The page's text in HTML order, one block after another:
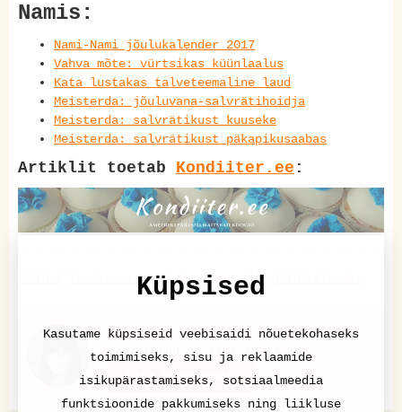
Namis:
Nami-Nami jõulukalender 2017
Vahva mõte: vürtsikas küünlaalus
Kata lustakas talveteemaline laud
Meisterda: jõuluvana-salvrätihoidja
Meisterda: salvrätikust kuuseke
Meisterda: salvrätikust päkapikusaabas
Artiklit toetab Kondiiter.ee :
lauakaunistus käbi nimesilt
Kaare Sova
postitatud 21.12.2017 14:15
LISA KOMMENTAAR
Küpsised
Kasutame küpsiseid veebisaidi nõuetekohaseks
toimimiseks, sisu ja reklaamide
isikupärastamiseks, sotsiaalmeedia
funktsioonide pakkumiseks ning liikluse